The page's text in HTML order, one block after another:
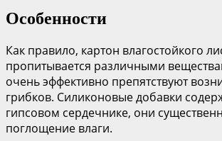
Особенности
Как правило, картон влагостойкого
пропитывается различными
очень эффективно препятствуют
грибков. Силиконовые добавки
гипсовом сердечнике, они
поглощение влаги.